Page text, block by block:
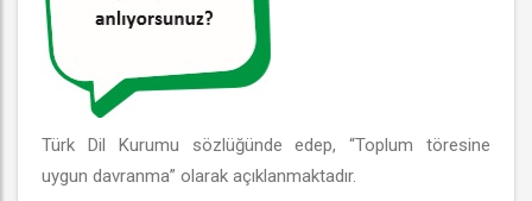
Türk Dil Kurumu sözlüğünde edep, “Toplum töresine
uygun davranma” olarak açıklanmaktadır.